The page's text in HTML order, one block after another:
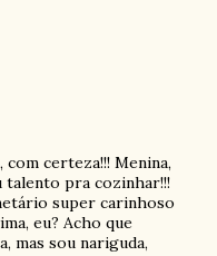
certeza!!! Menina,
pra cozinhar!!!
super carinhoso
eu? Acho que
mas sou nariguda,